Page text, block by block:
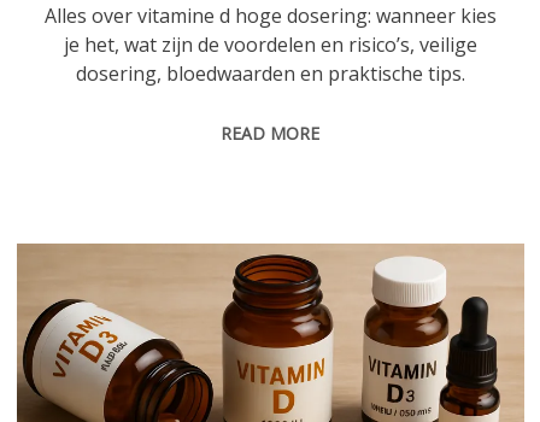
Alles over vitamine d hoge dosering: wanneer kies
je het, wat zijn de voordelen en risico’s, veilige
dosering, bloedwaarden en praktische tips.
READ MORE